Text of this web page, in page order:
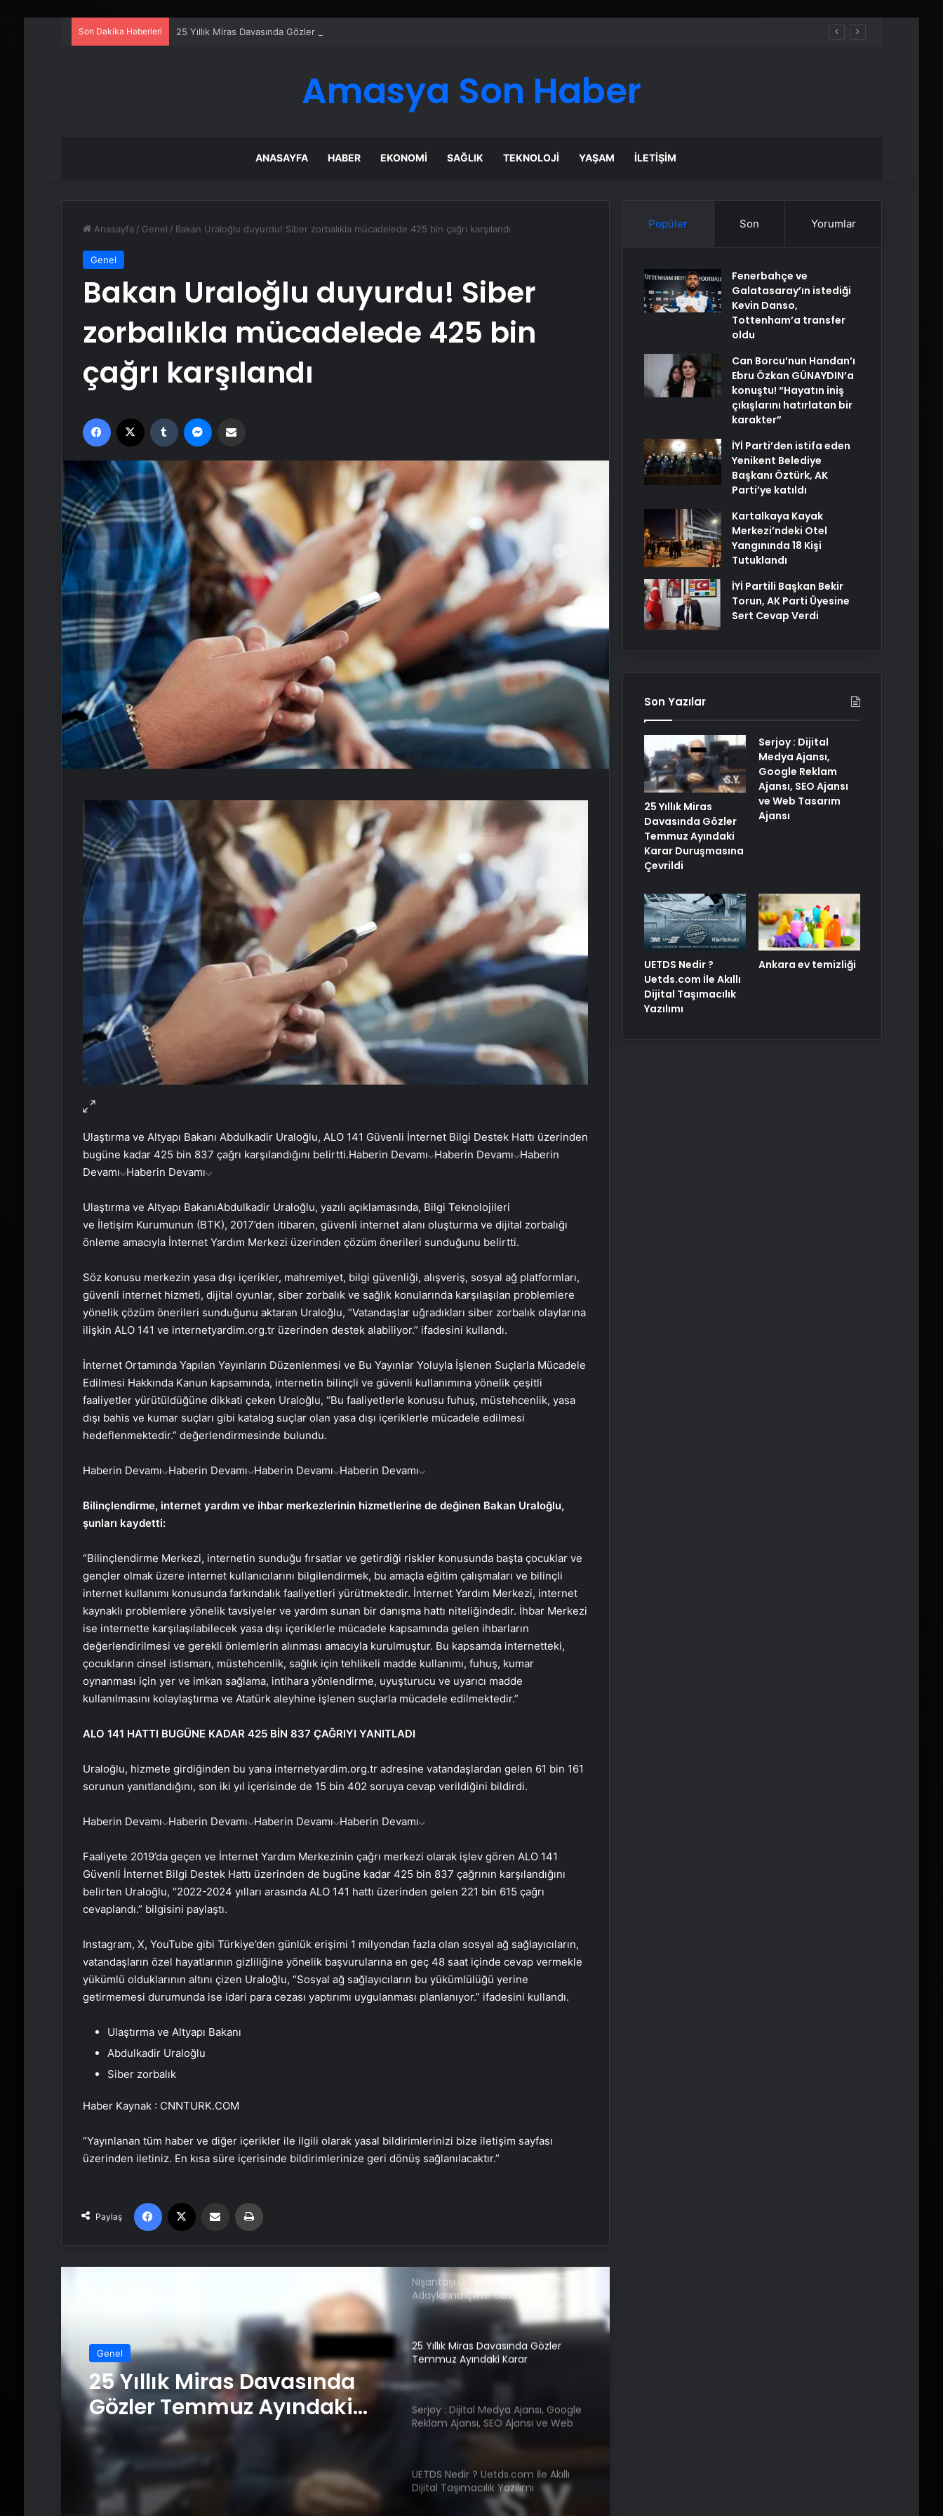
Son Dakika Haberleri 25 Yıllık Miras Davasında Gözler Temmuz Ayındaki Karar Duruşmasına Çevrildi
Amasya Son Haber
ANASAYFA HABER EKONOMI SAĞLIK TEKNOLOJI YAŞAM İLETIŞIM
Anasayfa / Genel / Bakan Uraloğlu duyurdu! Siber zorbalıkla mücadelede 425 bin çağrı karşılandı
Genel
Bakan Uraloğlu duyurdu! Siber
zorbalıkla mücadelede 425 bin
çağrı karşılandı
Facebook Tumblr
Ulaştırma ve Altyapı Bakanı Abdulkadir Uraloğlu, ALO 141 Güvenli İnternet Bilgi Destek Hattı üzerinden
bugüne kadar 425 bin 837 çağrı karşılandığını belirtti.Haberin Devamı Haberin Devamı Haberin
Devamı Haberin Devamı
Ulaştırma ve Altyapı BakanıAbdulkadir Uraloğlu, yazılı açıklamasında, Bilgi Teknolojileri
ve İletişim Kurumunun (BTK), 2017’den itibaren, güvenli internet alanı oluşturma ve dijital zorbalığı
önleme amacıyla İnternet Yardım Merkezi üzerinden çözüm önerileri sunduğunu belirtti.
Söz konusu merkezin yasa dışı içerikler, mahremiyet, bilgi güvenliği, alışveriş, sosyal ağ platformları,
güvenli internet hizmeti, dijital oyunlar, siber zorbalık ve sağlık konularında karşılaşılan problemlere
yönelik çözüm önerileri sunduğunu aktaran Uraloğlu, “Vatandaşlar uğradıkları siber zorbalık olaylarına
ilişkin ALO 141 ve internetyardim.org.tr üzerinden destek alabiliyor.” ifadesini kullandı.
İnternet Ortamında Yapılan Yayınların Düzenlenmesi ve Bu Yayınlar Yoluyla İşlenen Suçlarla Mücadele
Edilmesi Hakkında Kanun kapsamında, internetin bilinçli ve güvenli kullanımına yönelik çeşitli
faaliyetler yürütüldüğüne dikkati çeken Uraloğlu, “Bu faaliyetlerle konusu fuhuş, müstehcenlik, yasa
dışı bahis ve kumar suçları gibi katalog suçlar olan yasa dışı içeriklerle mücadele edilmesi
hedeflenmektedir.” değerlendirmesinde bulundu.
Haberin Devamı Haberin Devamı Haberin Devamı Haberin Devamı
Bilinçlendirme, internet yardım ve ihbar merkezlerinin hizmetlerine de değinen Bakan Uraloğlu,
şunları kaydetti:
“Bilinçlendirme Merkezi, internetin sunduğu fırsatlar ve getirdiği riskler konusunda başta çocuklar ve
gençler olmak üzere internet kullanıcılarını bilgilendirmek, bu amaçla eğitim çalışmaları ve bilinçli
internet kullanımı konusunda farkındalık faaliyetleri yürütmektedir. İnternet Yardım Merkezi, internet
kaynaklı problemlere yönelik tavsiyeler ve yardım sunan bir danışma hattı niteliğindedir. İhbar Merkezi
ise internette karşılaşılabilecek yasa dışı içeriklerle mücadele kapsamında gelen ihbarların
değerlendirilmesi ve gerekli önlemlerin alınması amacıyla kurulmuştur. Bu kapsamda internetteki,
çocukların cinsel istismarı, müstehcenlik, sağlık için tehlikeli madde kullanımı, fuhuş, kumar
oynanması için yer ve imkan sağlama, intihara yönlendirme, uyuşturucu ve uyarıcı madde
kullanılmasını kolaylaştırma ve Atatürk aleyhine işlenen suçlarla mücadele edilmektedir.”
ALO 141 HATTI BUGÜNE KADAR 425 BİN 837 ÇAĞRIYI YANITLADI
Uraloğlu, hizmete girdiğinden bu yana internetyardim.org.tr adresine vatandaşlardan gelen 61 bin 161
sorunun yanıtlandığını, son iki yıl içerisinde de 15 bin 402 soruya cevap verildiğini bildirdi.
Haberin Devamı Haberin Devamı Haberin Devamı Haberin Devamı
Faaliyete 2019’da geçen ve İnternet Yardım Merkezinin çağrı merkezi olarak işlev gören ALO 141
Güvenli İnternet Bilgi Destek Hattı üzerinden de bugüne kadar 425 bin 837 çağrının karşılandığını
belirten Uraloğlu, “2022-2024 yılları arasında ALO 141 hattı üzerinden gelen 221 bin 615 çağrı
cevaplandı.” bilgisini paylaştı.
Instagram, X, YouTube gibi Türkiye’den günlük erişimi 1 milyondan fazla olan sosyal ağ sağlayıcıların,
vatandaşların özel hayatlarının gizliliğine yönelik başvurularına en geç 48 saat içinde cevap vermekle
yükümlü olduklarının altını çizen Uraloğlu, “Sosyal ağ sağlayıcıların bu yükümlülüğü yerine
getirmemesi durumunda ise idari para cezası yaptırımı uygulanması planlanıyor.” ifadesini kullandı.
Ulaştırma ve Altyapı Bakanı
Abdulkadir Uraloğlu
Siber zorbalık
Haber Kaynak : CNNTURK.COM
“Yayınlanan tüm haber ve diğer içerikler ile ilgili olarak yasal bildirimlerinizi bize iletişim sayfası
üzerinden iletiniz. En kısa süre içerisinde bildirimlerinize geri dönüş sağlanılacaktır.”
Paylaş
Facebook Email'den paylaş
Genel
Serjoy : Dijital Medya
Ajansı, Google Reklam
Ajansı, SEO Ajansı ve Web
Tasarım Ajansı
Bigo Elmas Bayi – Güvenli, Hızlı ve
Uygun Fiyatlı Elmas Satın Almanın
Yeni Adresi
Samsun’da yedikleri tavuk zehirledii!
Rahatsızlanan işçilerin sayısı 213’e
25 Yıllık Miras Davasında Gözler
Temmuz Ayındaki Karar
Duruşmasına Çevrildi
Serjoy : Dijital Medya Ajansı, Google
Reklam Ajansı, SEO Ajansı ve Web
UETDS Nedir ? Uetds.com İle Akıllı
Dijital Taşımacılık Yazılımı
Ankara ev temizliği
Popüler Son Yorumlar
Fenerbahçe ve
Galatasaray’ın istediği
Kevin Danso,
Tottenham’a transfer
oldu
Can Borcu’nun Handan’ı
Ebru Özkan GÜNAYDIN’a
konuştu! “Hayatın iniş
çıkışlarını hatırlatan bir
karakter”
İYİ Parti’den istifa eden
Yenikent Belediye
Başkanı Öztürk, AK
Parti’ye katıldı
Kartalkaya Kayak
Merkezi’ndeki Otel
Yangınında 18 Kişi
Tutuklandı
İYİ Partili Başkan Bekir
Torun, AK Parti Üyesine
Sert Cevap Verdi
Son Yazılar
25 Yıllık Miras
Davasında Gözler
Temmuz Ayındaki
Karar Duruşmasına
Çevrildi
Serjoy : Dijital
Medya Ajansı,
Google Reklam
Ajansı, SEO Ajansı
ve Web Tasarım
Ajansı
UETDS Nedir ?
Uetds.com İle Akıllı
Dijital Taşımacılık
Yazılımı
Ankara ev temizliği